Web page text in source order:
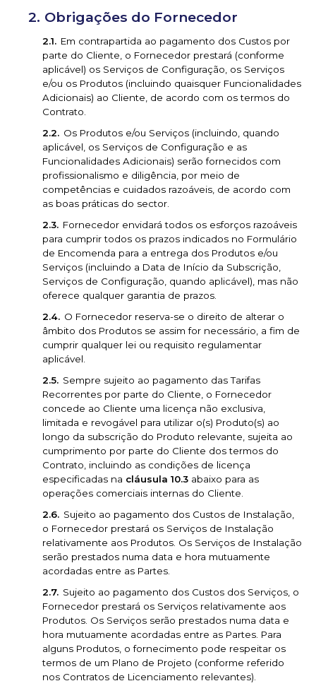
Obrigações do Fornecedor
Em contrapartida ao pagamento dos Custos por
parte do Cliente, o Fornecedor prestará (conforme
aplicável) os Serviços de Configuração, os Serviços
e/ou os Produtos (incluindo quaisquer Funcionalidades
Adicionais) ao Cliente, de acordo com os termos do
Contrato.
Os Produtos e/ou Serviços (incluindo, quando
aplicável, os Serviços de Configuração e as
Funcionalidades Adicionais) serão fornecidos com
profissionalismo e diligência, por meio de
competências e cuidados razoáveis, de acordo com
as boas práticas do sector.
Fornecedor envidará todos os esforços razoáveis
para cumprir todos os prazos indicados no Formulário
de Encomenda para a entrega dos Produtos e/ou
Serviços (incluindo a Data de Início da Subscrição,
Serviços de Configuração, quando aplicável), mas não
oferece qualquer garantia de prazos.
O Fornecedor reserva-se o direito de alterar o
âmbito dos Produtos se assim for necessário, a fim de
cumprir qualquer lei ou requisito regulamentar
aplicável.
Sempre sujeito ao pagamento das Tarifas
Recorrentes por parte do Cliente, o Fornecedor
concede ao Cliente uma licença não exclusiva,
limitada e revogável para utilizar o(s) Produto(s) ao
longo da subscrição do Produto relevante, sujeita ao
cumprimento por parte do Cliente dos termos do
Contrato, incluindo as condições de licença
especificadas na cláusula 10.3 abaixo para as
operações comerciais internas do Cliente.
Sujeito ao pagamento dos Custos de Instalação,
o Fornecedor prestará os Serviços de Instalação
relativamente aos Produtos. Os Serviços de Instalação
serão prestados numa data e hora mutuamente
acordadas entre as Partes.
Sujeito ao pagamento dos Custos dos Serviços, o
Fornecedor prestará os Serviços relativamente aos
Produtos. Os Serviços serão prestados numa data e
hora mutuamente acordadas entre as Partes. Para
alguns Produtos, o fornecimento pode respeitar os
termos de um Plano de Projeto (conforme referido
nos Contratos de Licenciamento relevantes).